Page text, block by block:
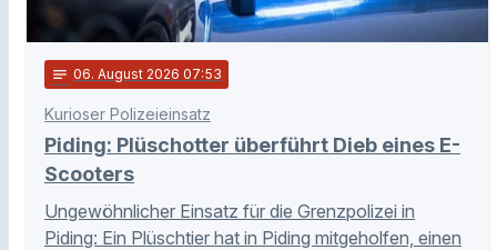
notes 06. August 2026 07:53
Kurioser Polizeieinsatz
Piding: Plüschotter überführt Dieb eines E-
Scooters
Ungewöhnlicher Einsatz für die Grenzpolizei in
Piding: Ein Plüschtier hat in Piding mitgeholfen, einen